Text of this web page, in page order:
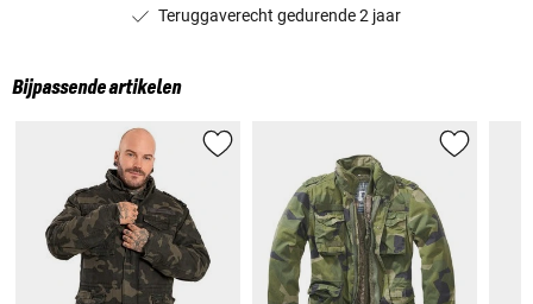
Teruggaverecht gedurende 2 jaar
Bijpassende artikelen